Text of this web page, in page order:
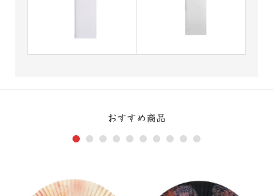
おすすめ商品
1 2 3 4 5 6 7 8 9 10